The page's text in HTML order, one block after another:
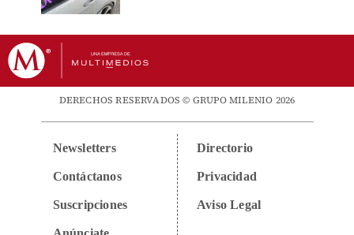
DERECHOS RESERVADOS © GRUPO MILENIO 2026
Newsletters
Contáctanos
Suscripciones
Directorio
Privacidad
Aviso Legal